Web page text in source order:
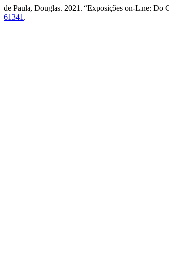
de Paula, Douglas. 2021. “Exposições on-Line: Do
61341 .